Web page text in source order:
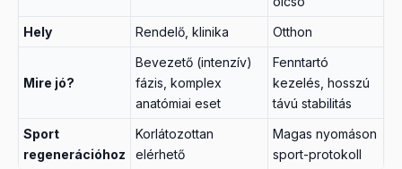
Hely
Rendelő, klinika Otthon
Mire jó?
Bevezető (intenzív)
fázis, komplex
anatómiai eset
Fenntartó
kezelés, hosszú
távú stabilitás
Sport
regenerációhoz
Korlátozottan
elérhető
Magas nyomáson
sport-protokoll